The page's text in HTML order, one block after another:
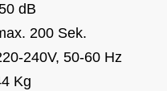
dB
200 Sek.
240V, 50-60 Hz
Kg